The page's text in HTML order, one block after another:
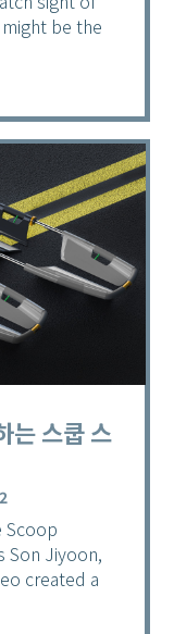
be the
는 스쿱 스
Scoop
Son Jiyoon,
created a